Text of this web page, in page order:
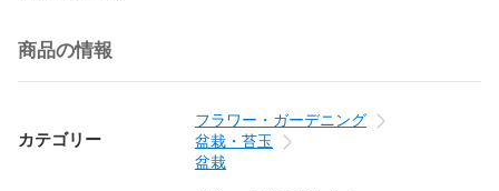
商品の情報
カテゴリー
フラワー・ガーデニング
盆栽・苔玉
盆栽